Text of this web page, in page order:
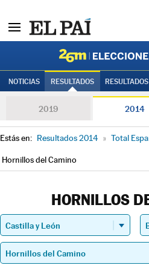
NOTICIAS RESULTADOS
2019 2014
Estás en: Resultados 2014 » Total
Hornillos del Camino
HORNILLOS